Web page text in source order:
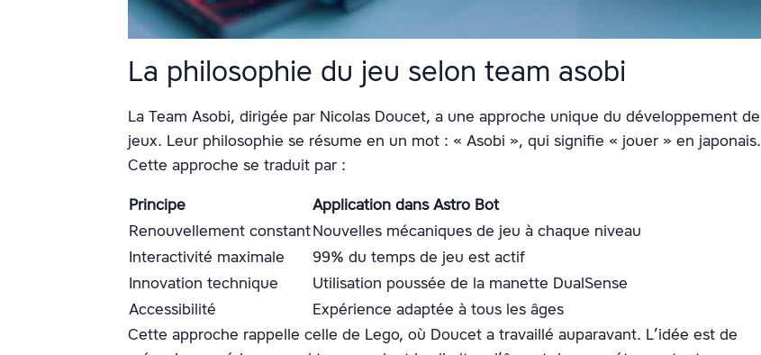
La philosophie du jeu selon team asobi
La Team Asobi, dirigée par Nicolas Doucet, a une approche unique du développement de
jeux. Leur philosophie se résume en un mot : « Asobi », qui signifie « jouer » en japonais.
Cette approche se traduit par :
Principe
Application dans Astro Bot
Renouvellement constantNouvelles mécaniques de jeu à chaque niveau
Interactivité maximale
99% du temps de jeu est actif
Innovation technique
Utilisation poussée de la manette DualSense
Accessibilité
Expérience adaptée à tous les âges
Cette approche rappelle celle de Lego, où Doucet a travaillé auparavant. L’idée est de